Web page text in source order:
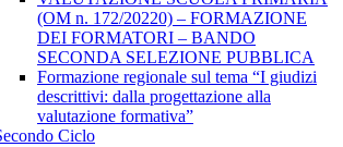
(OM n. 172/20220) – FORMAZIONE
DEI FORMATORI – BANDO
SECONDA SELEZIONE PUBBLICA
Formazione regionale sul tema “I giudizi
descrittivi: dalla progettazione alla
valutazione formativa”
Ciclo